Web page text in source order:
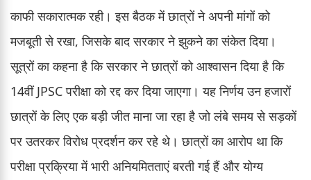
काफी सकारात्मक रही। इस बैठक में छात्रों ने अपनी मांगों को
मजबूती से रखा, जिसके बाद सरकार ने झुकने का संकेत दिया।
सूत्रों का कहना है कि सरकार ने छात्रों को आश्वासन दिया है कि
14वीं JPSC परीक्षा को रद्द कर दिया जाएगा। यह निर्णय उन हजारों
छात्रों के लिए एक बड़ी जीत माना जा रहा है जो लंबे समय से सड़कों
पर उतरकर विरोध प्रदर्शन कर रहे थे। छात्रों का आरोप था कि
परीक्षा प्रक्रिया में भारी अनियमितताएं बरती गई हैं और योग्य